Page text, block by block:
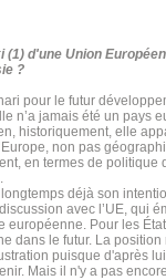
d'une Union
?
pour le futur
n’a jamais été un pays
historiquement, elle
non pas
en termes de politique
déjà son
avec l’UE, qui
Pour les
dans le futur. La
puisque d'après
Mais il n'y a pas